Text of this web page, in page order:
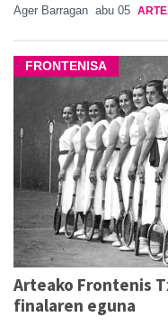
Ager Barragan abu 05
FRONTENISA
Arteako Frontenis
finalaren eguna